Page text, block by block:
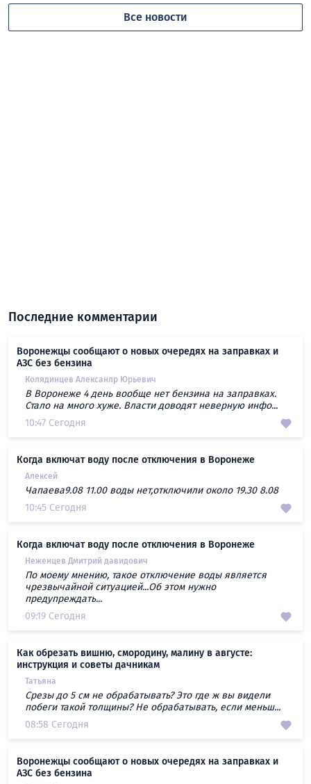
Все новости
Последние комментарии
Воронежцы сообщают о новых очередях на заправках и
АЗС без бензина
Колядинцев Алексанлр Юрьевич
В Воронеже 4 день вообще нет бензина на заправках.
Стало на много хуже. Власти доводят неверную инфо...
10:47 Сегодня
Когда включат воду после отключения в Воронеже
Алексей
Чапаева9.08 11.00 воды нет,отключили около 19.30 8.08
10:45 Сегодня
Когда включат воду после отключения в Воронеже
Неженцев Дмитрий давидович
По моему мнению, такое отключение воды является
чрезвычайной ситуацией...Об этом нужно
предупреждать...
09:19 Сегодня
Как обрезать вишню, смородину, малину в августе:
инструкция и советы дачникам
Татьяна
Срезы до 5 см не обрабатывать? Это где ж вы видели
побеги такой толщины? Не обрабатывать, если меньш...
08:58 Сегодня
Воронежцы сообщают о новых очередях на заправках и
АЗС без бензина